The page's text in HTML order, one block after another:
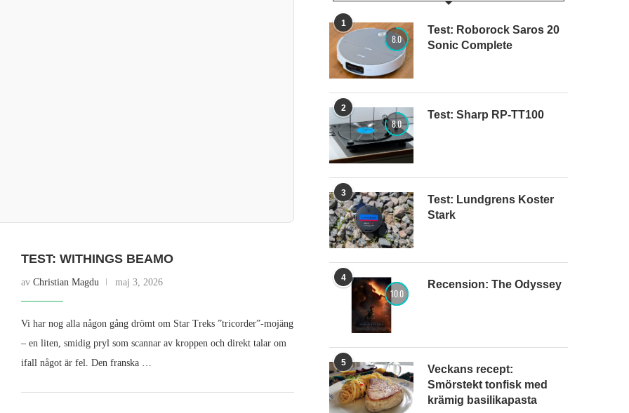
TEST: WITHINGS BEAMO
av Christian Magdu maj 3, 2026
Vi har nog alla någon gång drömt om Star Treks ”tricorder”-mojäng
– en liten, smidig pryl som scannar av kroppen och direkt talar om
ifall något är fel. Den franska …
1
8.0
Test: Roborock Saros 20
Sonic Complete
2
8.0
Test: Sharp RP-TT100
3
Test: Lundgrens Koster
Stark
4
10.0
Recension: The Odyssey
5
Veckans recept:
Smörstekt tonfisk med
krämig basilikapasta